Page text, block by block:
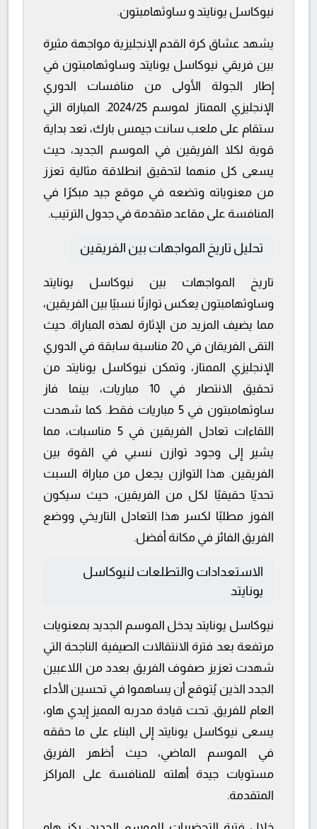
نيوكاسل يونايتد و ساوثهامبتون.
يشهد عشاق كرة القدم الإنجليزية مواجهة مثيرة
بين فريقي نيوكاسل يونايتد وساوثهامبتون في
إطار الجولة الأولى من منافسات الدوري
الإنجليزي الممتاز لموسم 2024/25. المباراة التي
ستقام على ملعب سانت جيمس بارك، تعد بداية
قوية لكلا الفريقين في الموسم الجديد، حيث
يسعى كل منهما لتحقيق انطلاقة مثالية تعزز
من معنوياته وتضعه في موقع جيد مبكرًا في
المنافسة على مقاعد متقدمة في جدول الترتيب.
تحليل تاريخ المواجهات بين الفريقين
تاريخ المواجهات بين نيوكاسل يونايتد
وساوثهامبتون يعكس توازنًا نسبيًا بين الفريقين،
مما يضيف المزيد من الإثارة لهذه المباراة. حيث
التقى الفريقان في 20 مناسبة سابقة في الدوري
الإنجليزي الممتاز، وتمكن نيوكاسل يونايتد من
تحقيق الانتصار في 10 مباريات، بينما فاز
ساوثهامبتون في 5 مباريات فقط. كما شهدت
اللقاءات تعادل الفريقين في 5 مناسبات، مما
يشير إلى وجود توازن نسبي في القوة بين
الفريقين. هذا التوازن يجعل من مباراة السبت
تحديًا حقيقيًا لكل من الفريقين، حيث سيكون
الفوز مطلبًا لكسر هذا التعادل التاريخي ووضع
الفريق الفائز في مكانة أفضل.
الاستعدادات والتطلعات لنيوكاسل
يونايتد
نيوكاسل يونايتد يدخل الموسم الجديد بمعنويات
مرتفعة بعد فترة الانتقالات الصيفية الناجحة التي
شهدت تعزيز صفوف الفريق بعدد من اللاعبين
الجدد الذين يُتوقع أن يساهموا في تحسين الأداء
العام للفريق. تحت قيادة مدربه المميز إيدي هاو،
يسعى نيوكاسل يونايتد إلى البناء على ما حققه
في الموسم الماضي، حيث أظهر الفريق
مستويات جيدة أهلته للمنافسة على المراكز
المتقدمة.